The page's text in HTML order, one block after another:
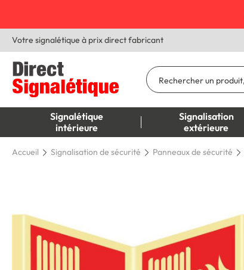
Votre signalétique à prix direct fabricant
Signalétique
intérieure
Signalisation
extérieure
Accueil Signalisation de sécurité Panneaux de sécurité